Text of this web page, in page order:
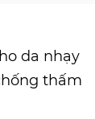
da nhạy
thấm